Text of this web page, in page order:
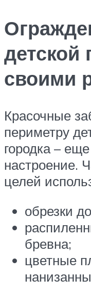
детской
своими
Красочные
периметру
городка –
настроение.
целей
обрезки
бревна;
цветные